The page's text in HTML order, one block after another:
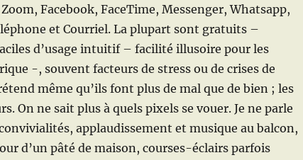
Facebook, FaceTime, Messenger, Whatsapp,
et Courriel. La plupart sont gratuits –
d’usage intuitif – facilité illusoire pour les
-, souvent facteurs de stress ou de crises de
même qu’ils font plus de mal que de bien ; les
On ne sait plus à quels pixels se vouer. Je ne parle
applaudissement et musique au balcon,
d’un pâté de maison, courses-éclairs parfois